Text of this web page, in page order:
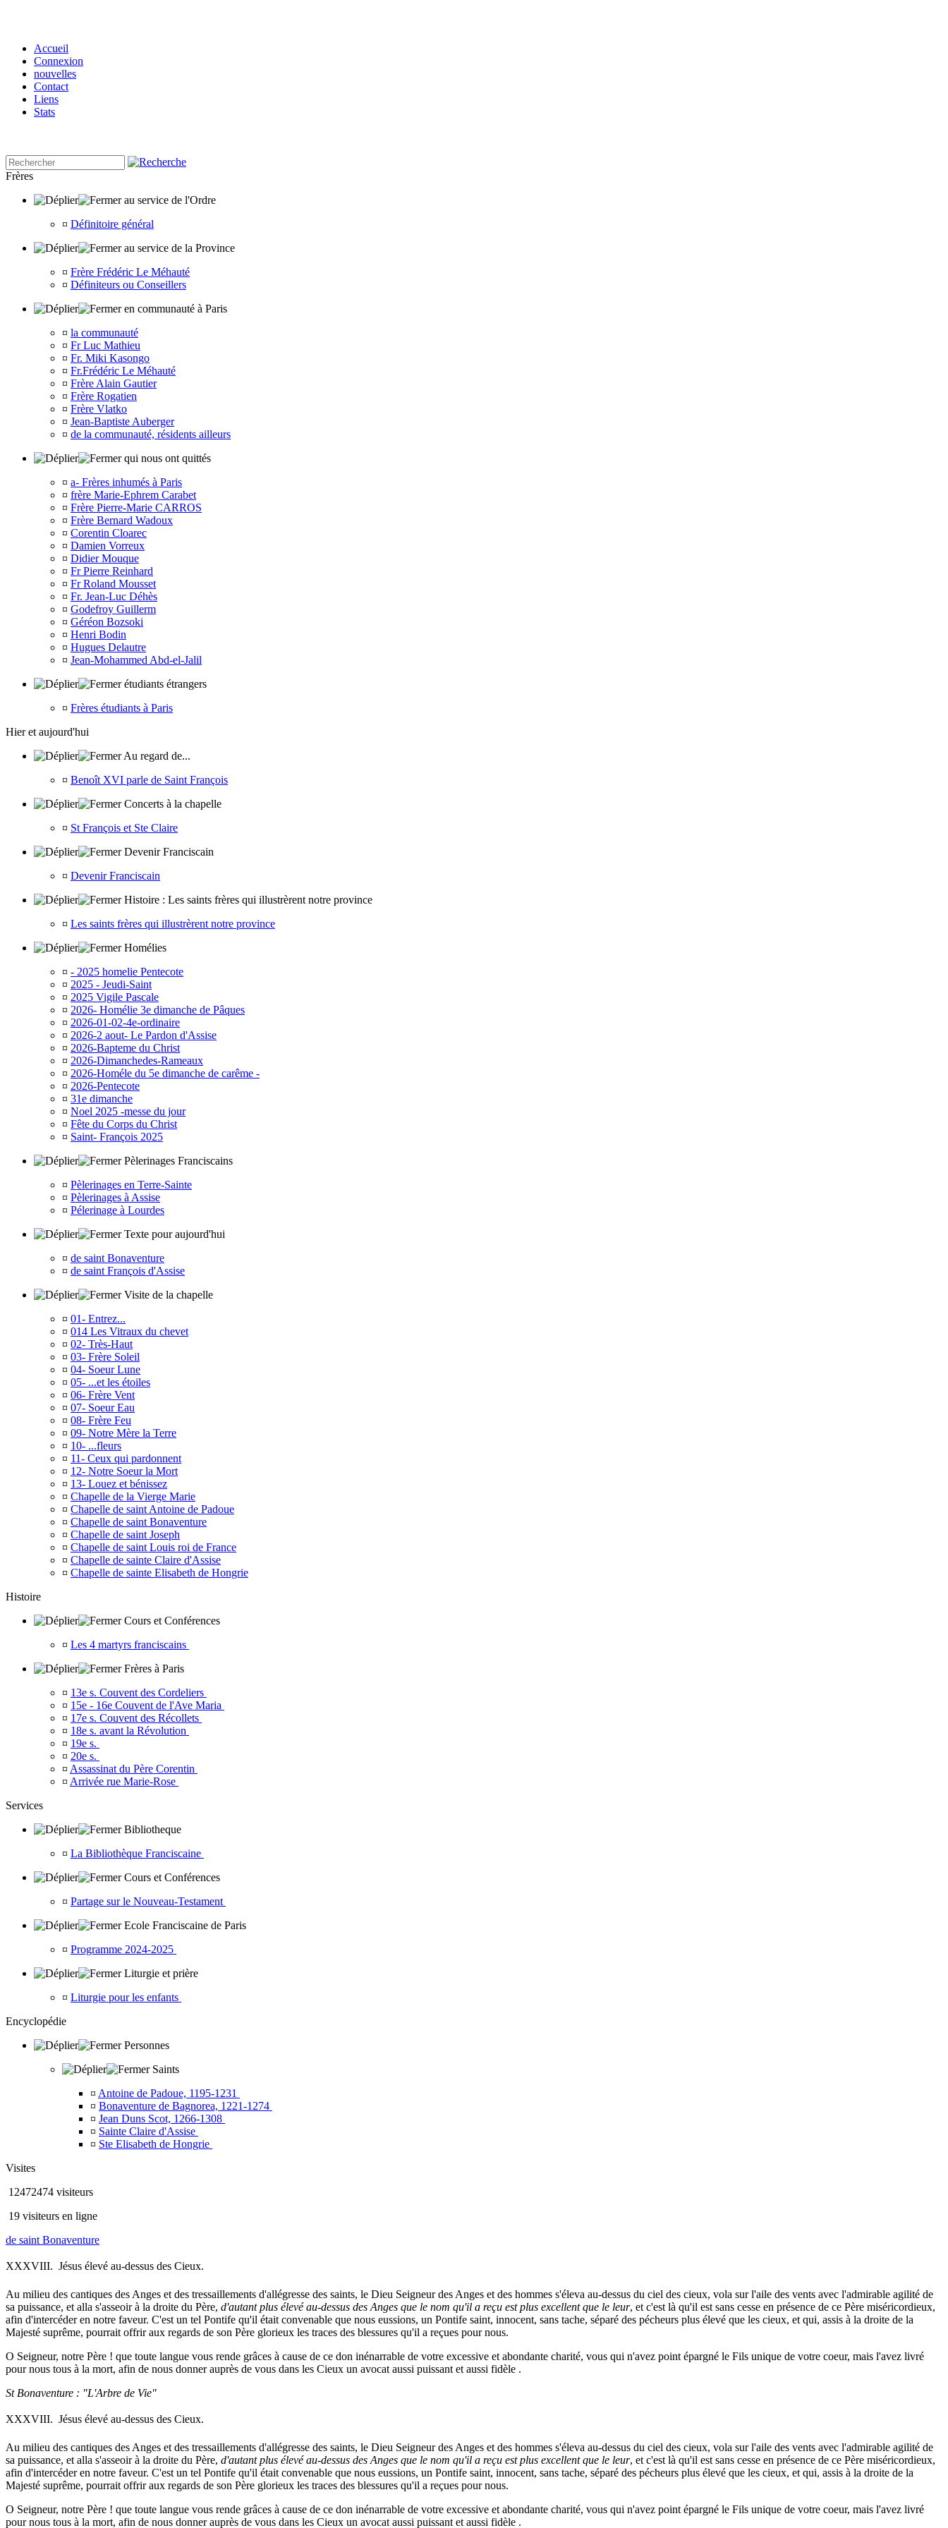
Accueil
Connexion
nouvelles
Contact
Liens
Stats
Frères
au service de l'Ordre
¤ Définitoire général
au service de la Province
¤ Frère Frédéric Le Méhauté
¤ Définiteurs ou Conseillers
en communauté à Paris
¤ la communauté
¤ Fr Luc Mathieu
¤ Fr. Miki Kasongo
¤ Fr.Frédéric Le Méhauté
¤ Frère Alain Gautier
¤ Frère Rogatien
¤ Frère Vlatko
¤ Jean-Baptiste Auberger
¤ de la communauté, résidents ailleurs
qui nous ont quittés
¤ a- Frères inhumés à Paris
¤ frère Marie-Ephrem Carabet
¤ Frère Pierre-Marie CARROS
¤ Frère Bernard Wadoux
¤ Corentin Cloarec
¤ Damien Vorreux
¤ Didier Mouque
¤ Fr Pierre Reinhard
¤ Fr Roland Mousset
¤ Fr. Jean-Luc Déhès
¤ Godefroy Guillerm
¤ Géréon Bozsoki
¤ Henri Bodin
¤ Hugues Delautre
¤ Jean-Mohammed Abd-el-Jalil
étudiants étrangers
¤ Frères étudiants à Paris
Hier et aujourd'hui
Au regard de...
¤ Benoît XVI parle de Saint François
Concerts à la chapelle
¤ St François et Ste Claire
Devenir Franciscain
¤ Devenir Franciscain
Histoire : Les saints frères qui illustrèrent notre province
¤ Les saints frères qui illustrèrent notre province
Homélies
¤ - 2025 homelie Pentecote
¤ 2025 - Jeudi-Saint
¤ 2025 Vigile Pascale
¤ 2026- Homélie 3e dimanche de Pâques
¤ 2026-01-02-4e-ordinaire
¤ 2026-2 aout- Le Pardon d'Assise
¤ 2026-Bapteme du Christ
¤ 2026-Dimanchedes-Rameaux
¤ 2026-Homéle du 5e dimanche de carême -
¤ 2026-Pentecote
¤ 31e dimanche
¤ Noel 2025 -messe du jour
¤ Fête du Corps du Christ
¤ Saint- François 2025
Pèlerinages Franciscains
¤ Pèlerinages en Terre-Sainte
¤ Pèlerinages à Assise
¤ Pélerinage à Lourdes
Texte pour aujourd'hui
¤ de saint Bonaventure
¤ de saint François d'Assise
Visite de la chapelle
¤ 01- Entrez...
¤ 014 Les Vitraux du chevet
¤ 02- Très-Haut
¤ 03- Frère Soleil
¤ 04- Soeur Lune
¤ 05- ...et les étoiles
¤ 06- Frère Vent
¤ 07- Soeur Eau
¤ 08- Frère Feu
¤ 09- Notre Mère la Terre
¤ 10- ...fleurs
¤ 11- Ceux qui pardonnent
¤ 12- Notre Soeur la Mort
¤ 13- Louez et bénissez
¤ Chapelle de la Vierge Marie
¤ Chapelle de saint Antoine de Padoue
¤ Chapelle de saint Bonaventure
¤ Chapelle de saint Joseph
¤ Chapelle de saint Louis roi de France
¤ Chapelle de sainte Claire d'Assise
¤ Chapelle de sainte Elisabeth de Hongrie
Histoire
Cours et Conférences
¤ Les 4 martyrs franciscains
Frères à Paris
¤ 13e s. Couvent des Cordeliers
¤ 15e - 16e Couvent de l'Ave Maria
¤ 17e s. Couvent des Récollets
¤ 18e s. avant la Révolution
¤ 19e s.
¤ 20e s.
¤ Assassinat du Père Corentin
¤ Arrivée rue Marie-Rose
Services
Bibliotheque
¤ La Bibliothèque Franciscaine
Cours et Conférences
¤ Partage sur le Nouveau-Testament
Ecole Franciscaine de Paris
¤ Programme 2024-2025
Liturgie et prière
¤ Liturgie pour les enfants
Encyclopédie
Personnes
Saints
¤ Antoine de Padoue, 1195-1231
¤ Bonaventure de Bagnorea, 1221-1274
¤ Jean Duns Scot, 1266-1308
¤ Sainte Claire d'Assise
¤ Ste Elisabeth de Hongrie
Visites
12472474 visiteurs
19 visiteurs en ligne
de saint Bonaventure
XXXVIII.  Jésus élevé au-dessus des Cieux.
Au milieu des cantiques des Anges et des tressaillements d'allégresse des saints, le Dieu Seigneur des Anges et des hommes s'éleva au-dessus du ciel des cieux, vola sur l'aile des vents avec l'admirable agilité de
sa puissance, et alla s'asseoir à la droite du Père, d'autant plus élevé au-dessus des Anges que le nom qu'il a reçu est plus excellent que le leur, et c'est là qu'il est sans cesse en présence de ce Père miséricordieux,
afin d'intercéder en notre faveur. C'est un tel Pontife qu'il était convenable que nous eussions, un Pontife saint, innocent, sans tache, séparé des pécheurs plus élevé que les cieux, et qui, assis à la droite de la
Majesté suprême, pourrait offrir aux regards de son Père glorieux les traces des blessures qu'il a reçues pour nous.
O Seigneur, notre Père ! que toute langue vous rende grâces à cause de ce don inénarrable de votre excessive et abondante charité, vous qui n'avez point épargné le Fils unique de votre coeur, mais l'avez livré
pour nous tous à la mort, afin de nous donner auprès de vous dans les Cieux un avocat aussi puissant et aussi fidèle .
St Bonaventure : "L'Arbre de Vie"
XXXVIII.  Jésus élevé au-dessus des Cieux.
Au milieu des cantiques des Anges et des tressaillements d'allégresse des saints, le Dieu Seigneur des Anges et des hommes s'éleva au-dessus du ciel des cieux, vola sur l'aile des vents avec l'admirable agilité de
sa puissance, et alla s'asseoir à la droite du Père, d'autant plus élevé au-dessus des Anges que le nom qu'il a reçu est plus excellent que le leur, et c'est là qu'il est sans cesse en présence de ce Père miséricordieux,
afin d'intercéder en notre faveur. C'est un tel Pontife qu'il était convenable que nous eussions, un Pontife saint, innocent, sans tache, séparé des pécheurs plus élevé que les cieux, et qui, assis à la droite de la
Majesté suprême, pourrait offrir aux regards de son Père glorieux les traces des blessures qu'il a reçues pour nous.
O Seigneur, notre Père ! que toute langue vous rende grâces à cause de ce don inénarrable de votre excessive et abondante charité, vous qui n'avez point épargné le Fils unique de votre coeur, mais l'avez livré
pour nous tous à la mort, afin de nous donner auprès de vous dans les Cieux un avocat aussi puissant et aussi fidèle .